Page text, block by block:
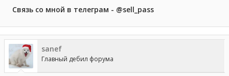
Связь со мной в телеграм - @sell_pass
sanef
Главный дебил форума